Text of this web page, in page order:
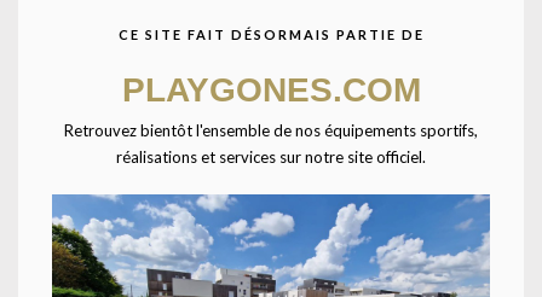
CE SITE FAIT DÉSORMAIS PARTIE DE
PLAYGONES.COM
Retrouvez bientôt l'ensemble de nos équipements sportifs,
réalisations et services sur notre site officiel.
CATALOGUE SPORTPLAY Petit matériel sportif
Matériels d'entrainement
Cône souple en caoutchouc-35cm-Vert
Base ronde large, très stable. Hauteur : 35cm. Poids : 700g.